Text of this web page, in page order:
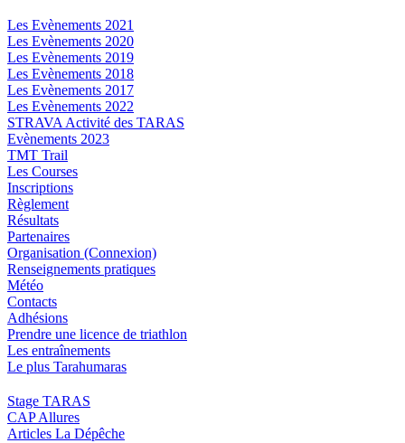
Les Evènements 2021
Les Evènements 2020
Les Evènements 2019
Les Evènements 2018
Les Evènements 2017
Les Evènements 2022
STRAVA Activité des TARAS
Evènements 2023
TMT Trail
Les Courses
Inscriptions
Règlement
Résultats
Partenaires
Organisation (Connexion)
Renseignements pratiques
Météo
Contacts
Adhésions
Prendre une licence de triathlon
Les entraînements
Le plus Tarahumaras
Stage TARAS
CAP Allures
Articles La Dépêche